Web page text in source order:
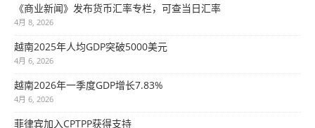
《商业新闻》发布货币汇率专栏，可查当日汇率
4月 8, 2026
越南2025年人均GDP突破5000美元
4月 6, 2026
越南2026年一季度GDP增长7.83%
4月 6, 2026
菲律宾加入CPTPP获得支持